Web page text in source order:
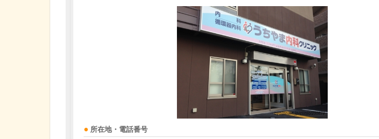
所在地・電話番号